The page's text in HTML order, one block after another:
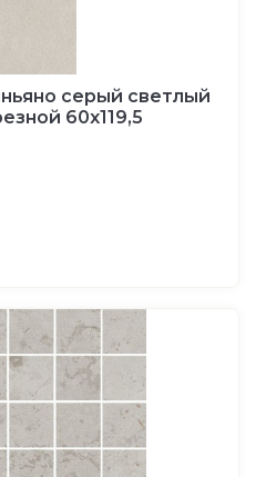
серый светлый
60x119,5